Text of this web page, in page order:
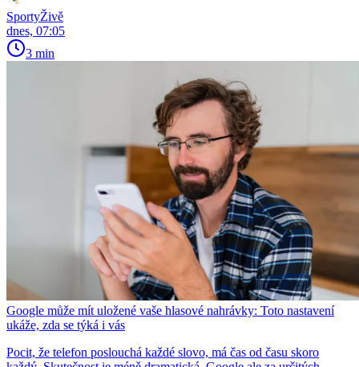
SportyŽivě
dnes, 07:05
3 min
Google může mít uložené vaše hlasové nahrávky: Toto nastavení
ukáže, zda se týká i vás
Pocit, že telefon poslouchá každé slovo, má čas od času skoro